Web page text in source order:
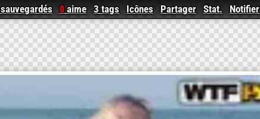
0 aime 3 tags Icônes Partager Stat. Notifier